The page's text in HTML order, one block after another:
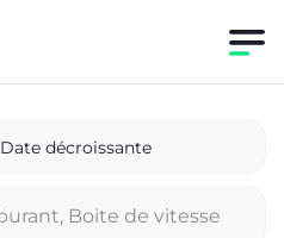
Date décroissante